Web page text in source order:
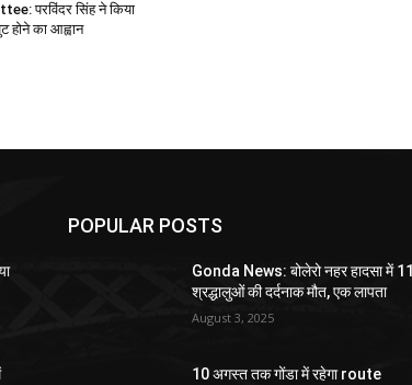
परविंदर सिंह ने किया
का आह्वान
POPULAR POSTS
Gonda News: बोलेरो नहर हादसा में 11
श्रद्धालुओं की दर्दनाक मौत, एक लापता
August 3, 2025
10 अगस्त तक गोंडा में रहेगा route